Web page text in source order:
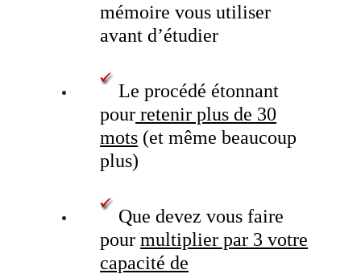
mémoire vous utiliser
avant d’étudier
Le procédé étonnant
pour retenir plus de 30
mots (et même beaucoup
plus)
Que devez vous faire
pourmultiplier par 3 votre
capacité de